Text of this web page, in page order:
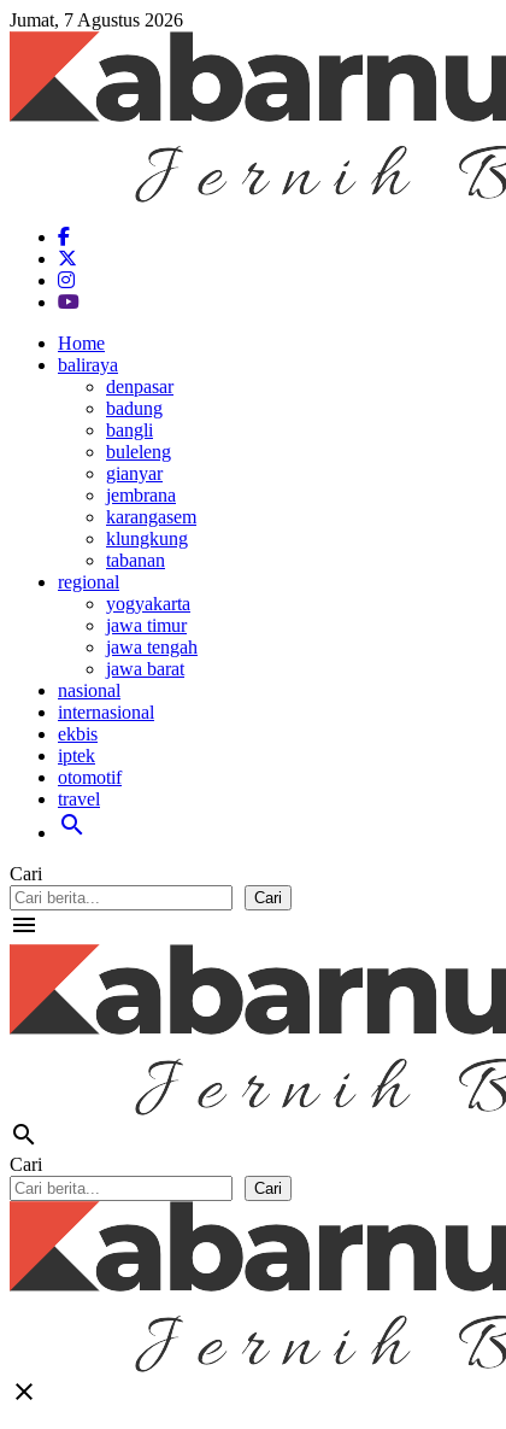
Jumat, 7 Agustus 2026
Home
baliraya
denpasar
badung
bangli
buleleng
gianyar
jembrana
karangasem
klungkung
tabanan
regional
yogyakarta
jawa timur
jawa tengah
jawa barat
nasional
internasional
ekbis
iptek
otomotif
travel
search
Cari
Cari
menu
search
Cari
Cari
close